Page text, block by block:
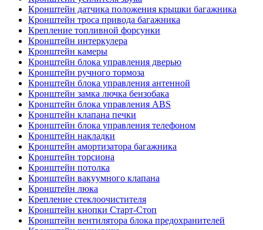
Кронштейн датчика положения крышки багажника
Кронштейн троса привода багажника
Крепление топливной форсунки
Кронштейн интеркулера
Кронштейн камеры
Кронштейн блока управления дверью
Кронштейн ручного тормоза
Кронштейн блока управления антенной
Кронштейн замка лючка бензобака
Кронштейн блока управления ABS
Кронштейн клапана печки
Кронштейн блока управления телефоном
Кронштейн накладки
Кронштейн амортизатора багажника
Кронштейн торсиона
Кронштейн потолка
Кронштейн вакуумного клапана
Кронштейн люка
Крепление стеклоочистителя
Кронштейн кнопки Старт-Стоп
Кронштейн вентилятора блока предохранителей